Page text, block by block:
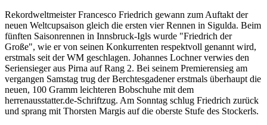
Rekordweltmeister Francesco Friedrich gewann zum Auftakt der
neuen Weltcupsaison gleich die ersten vier Rennen in Sigulda. Beim
fünften Saisonrennen in Innsbruck-Igls wurde "Friedrich der
Große", wie er von seinen Konkurrenten respektvoll genannt wird,
erstmals seit der WM geschlagen. Johannes Lochner verwies den
Seriensieger aus Pirna auf Rang 2. Bei seinem Premierensieg am
vergangen Samstag trug der Berchtesgadener erstmals überhaupt die
neuen, 100 Gramm leichteren Bobschuhe mit dem
herrenausstatter.de-Schriftzug. Am Sonntag schlug Friedrich zurück
und sprang mit Thorsten Margis auf die oberste Stufe des Stockerls.